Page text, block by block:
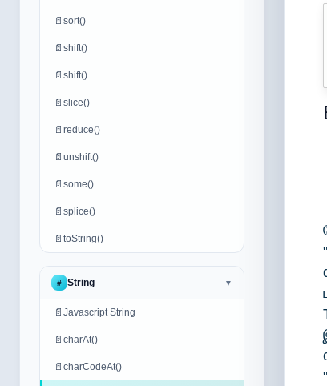
📄 sort()
📄 shift()
📄 shift()
📄 slice()
📄 reduce()
📄 unshift()
📄 some()
📄 splice()
📄 toString()
# String ▼
📄 Javascript String
📄 charAt()
📄 charCodeAt()